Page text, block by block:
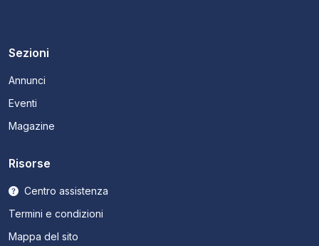
Sezioni
Annunci
Eventi
Magazine
Risorse
Centro assistenza
Termini e condizioni
Mappa del sito